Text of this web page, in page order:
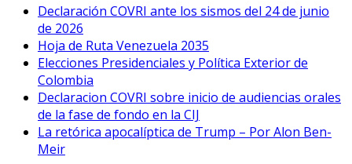
Declaración COVRI ante los sismos del 24 de junio
de 2026
Hoja de Ruta Venezuela 2035
Elecciones Presidenciales y Política Exterior de
Colombia
Declaracion COVRI sobre inicio de audiencias orales
de la fase de fondo en la CIJ
La retórica apocalíptica de Trump – Por Alon Ben-
Meir